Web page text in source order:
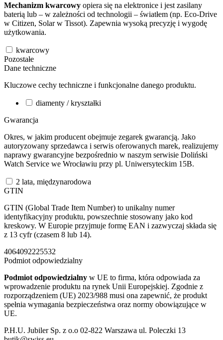
Mechanizm kwarcowy opiera się na elektronice i jest zasilany
baterią lub – w zależności od technologii – światłem (np. Eco-Drive
w Citizen, Solar w Tissot). Zapewnia wysoką precyzję i wygodę
użytkowania.
kwarcowy
Pozostałe
Dane techniczne
Kluczowe cechy techniczne i funkcjonalne danego produktu.
diamenty / kryształki
Gwarancja
Okres, w jakim producent obejmuje zegarek gwarancją. Jako
autoryzowany sprzedawca i serwis oferowanych marek, realizujemy
naprawy gwarancyjne bezpośrednio w naszym serwisie Doliński
Watch Service we Wrocławiu przy pl. Uniwersyteckim 15B.
2 lata, międzynarodowa
GTIN
GTIN (Global Trade Item Number) to unikalny numer
identyfikacyjny produktu, powszechnie stosowany jako kod
kreskowy. W Europie przyjmuje formę EAN i zazwyczaj składa się
z 13 cyfr (czasem 8 lub 14).
4064092225532
Podmiot odpowiedzialny
Podmiot odpowiedzialny w UE to firma, która odpowiada za
wprowadzenie produktu na rynek Unii Europejskiej. Zgodnie z
rozporządzeniem (UE) 2023/988 musi ona zapewnić, że produkt
spełnia wymagania bezpieczeństwa oraz normy obowiązujące w
UE.
P.H.U. Jubiler Sp. z o.o 02-822 Warszawa ul. Poleczki 13